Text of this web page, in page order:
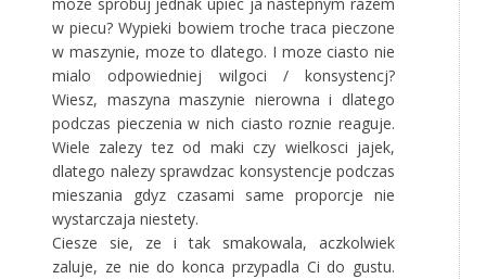
w piecu? Wypieki bowiem troche traca pieczone
w maszynie, moze to dlatego. I moze ciasto nie
mialo odpowiedniej wilgoci / konsystencj?
Wiesz, maszyna maszynie nierowna i dlatego
podczas pieczenia w nich ciasto roznie reaguje.
Wiele zalezy tez od maki czy wielkosci jajek,
dlatego nalezy sprawdzac konsystencje podczas
mieszania gdyz czasami same proporcje nie
wystarczaja niestety.
Ciesze sie, ze i tak smakowala, aczkolwiek
zaluje, ze nie do konca przypadla Ci do gustu.